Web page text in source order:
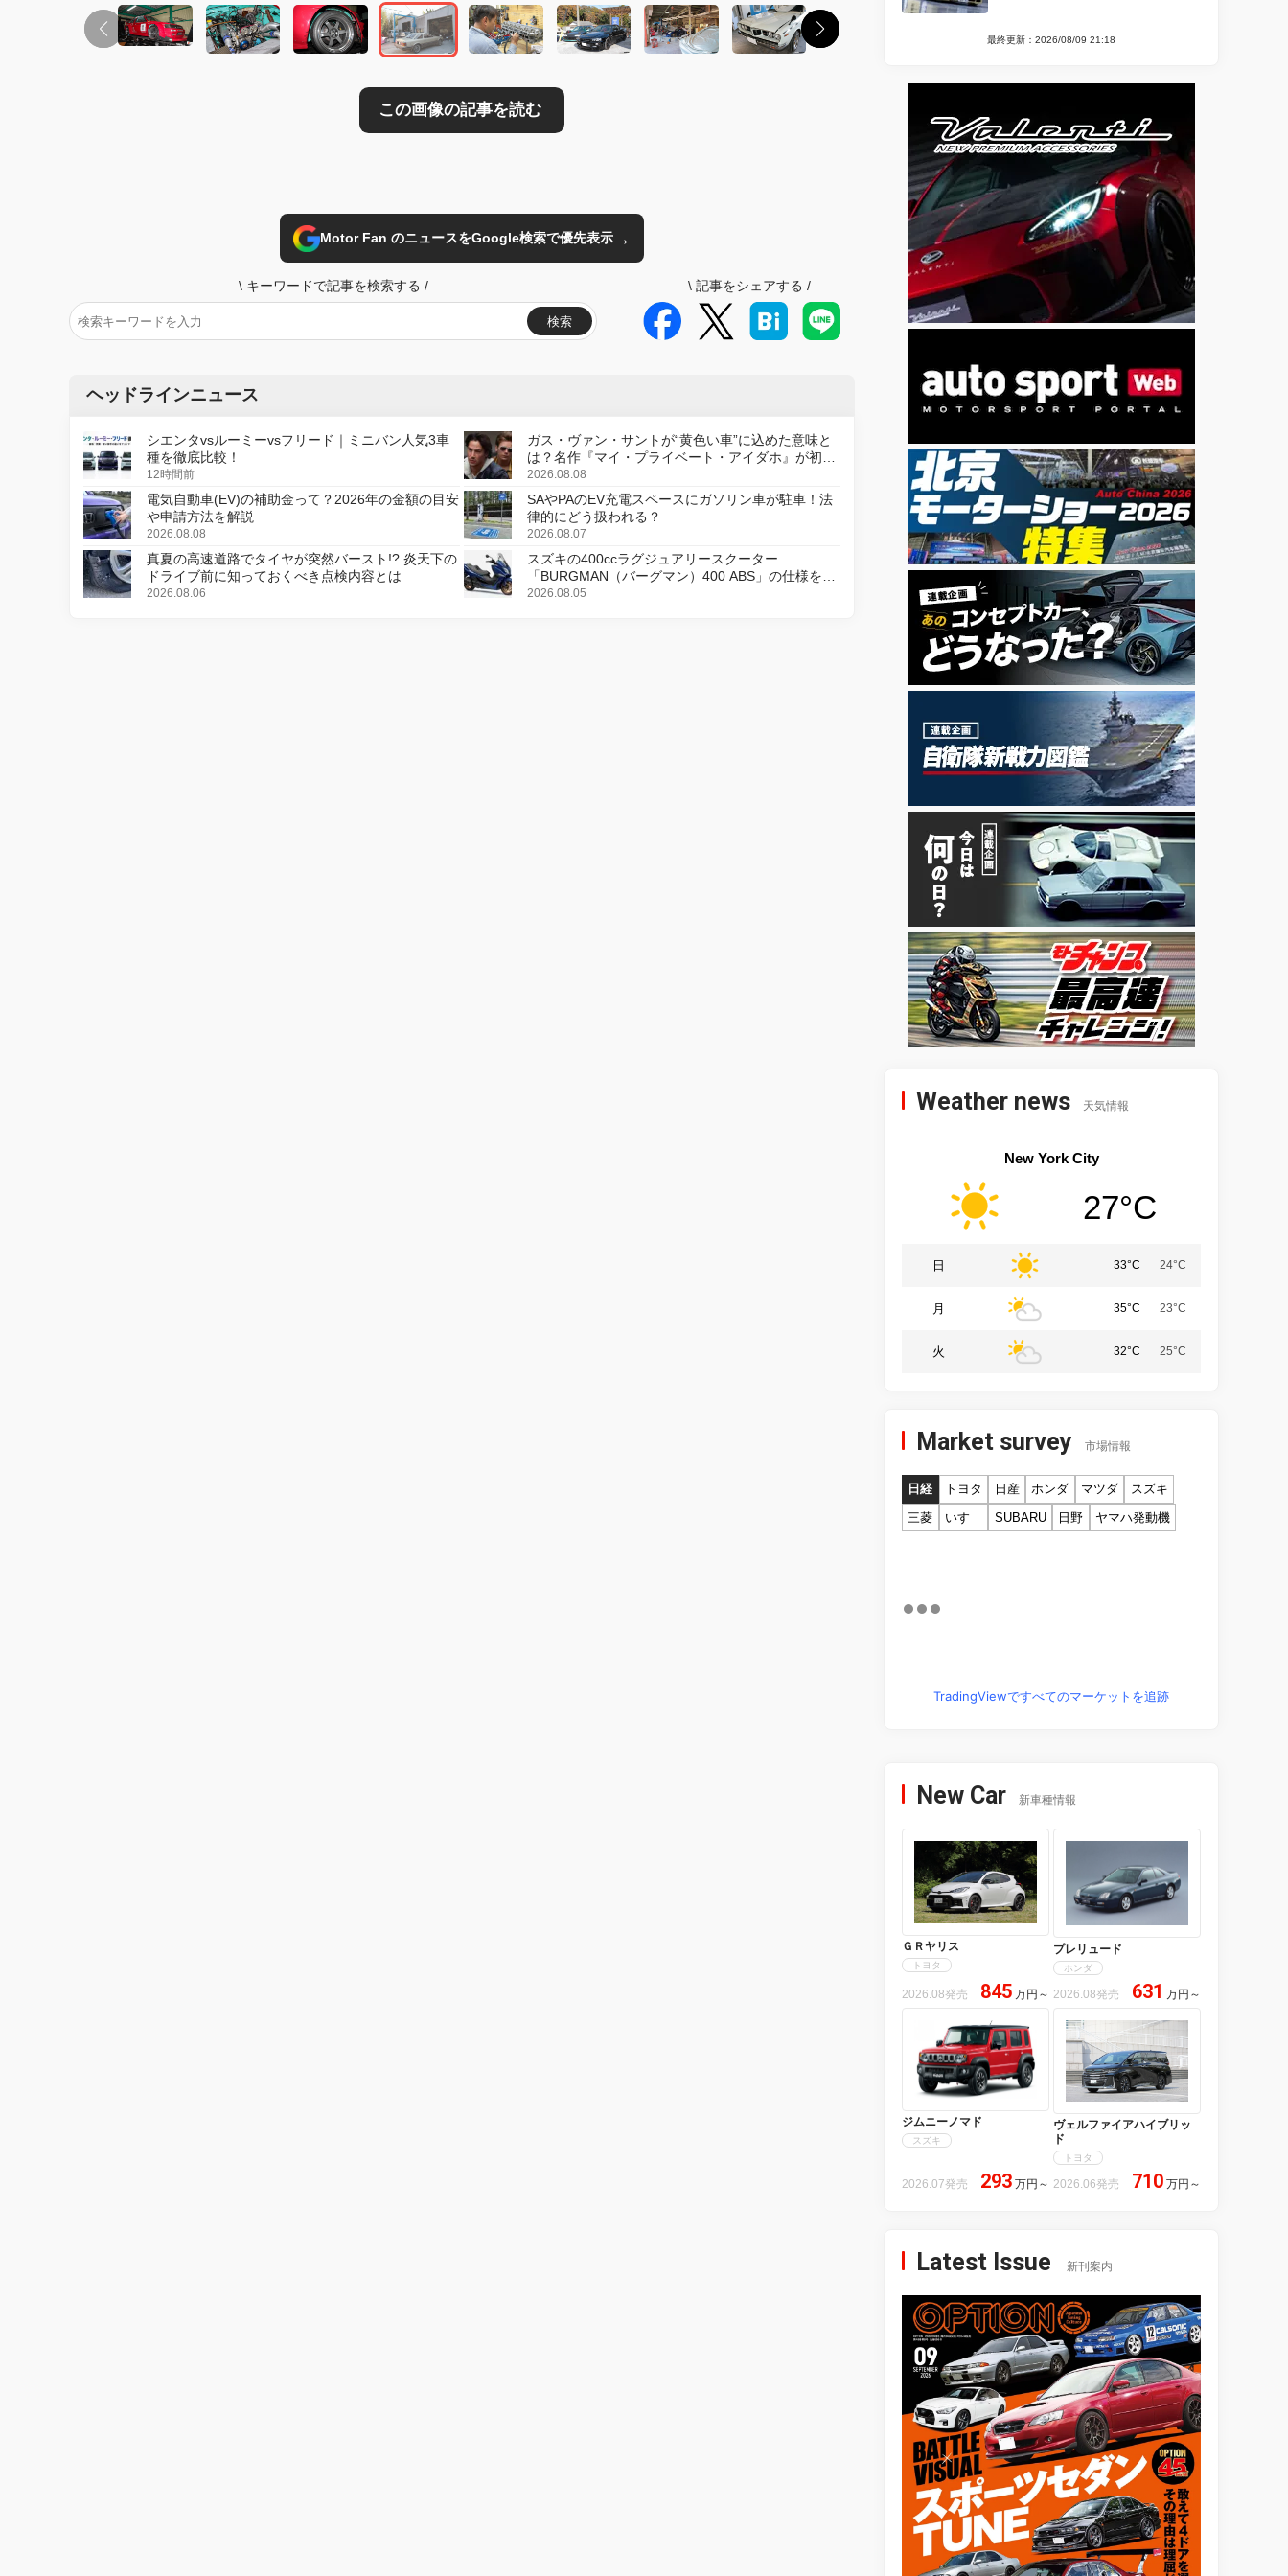
Motor Fan のニュースをGoogle検索で優先表示→
\ キーワードで記事を検索する /
検索
\ 記事をシェアする /
ヘッドラインニュース
シエンタvsルーミーvsフリード｜ミニバン人気3車
種を徹底比較！
12時間前
ガス・ヴァン・サントが“黄色い車”に込めた意味と
は？名作『マイ・プライベート・アイダホ』が初の
デジタルリマスター版で復活
2026.08.08
電気自動車(EV)の補助金って？2026年の金額の目安
や申請方法を解説
2026.08.08
SAやPAのEV充電スペースにガソリン車が駐車！法
律的にどう扱われる？
2026.08.07
真夏の高速道路でタイヤが突然バースト!? 炎天下の
ドライブ前に知っておくべき点検内容とは
2026.08.06
スズキの400ccラグジュアリースクーター
「BURGMAN（バーグマン）400 ABS」の仕様を変
更し、8月18日に発売
2026.08.05
最終更新：2026/08/09 21:18
Weather news 天気情報
New York City
27°C
日 33°C 24°C
月 35°C 23°C
火 32°C 25°C
Market survey 市場情報
日経 トヨタ 日産 ホンダ マツダ
スズキ
三菱
いすゞ SUBARU 日野 ヤマハ発動機
TradingViewですべてのマーケットを追跡
New Car 新車種情報
ＧＲヤリス
トヨタ
2026.08発売 845 万円 ～
プレリュード
ホンダ
2026.08発売 631 万円 ～
ジムニーノマド
スズキ
2026.07発売 293 万円 ～
ヴェルファイアハイブリッ
ド
トヨタ
2026.06発売 710 万円 ～
Latest Issue 新刊案内